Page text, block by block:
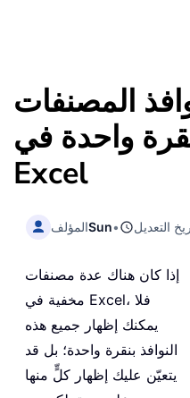
المصنفات
واحدة في
Excel
المؤلفSun• التعديل
إذا كان هناك عدة مصنفات
مخفية في Excel، فلا
يمكنك إظهار جميع هذه
النوافذ بنقرة واحدة؛ بل قد
يتعيّن عليك إظهار كلٍّ منها